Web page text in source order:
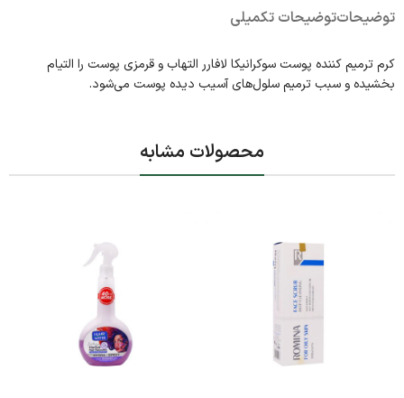
توضیحاتتوضیحات تکمیلی
کرم ترمیم کننده پوست سوکرانیکا لافارر التهاب و قرمزی پوست را التیام
بخشیده و سبب ترمیم سلول‌های آسیب دیده پوست می‌شود.
محصولات مشابه